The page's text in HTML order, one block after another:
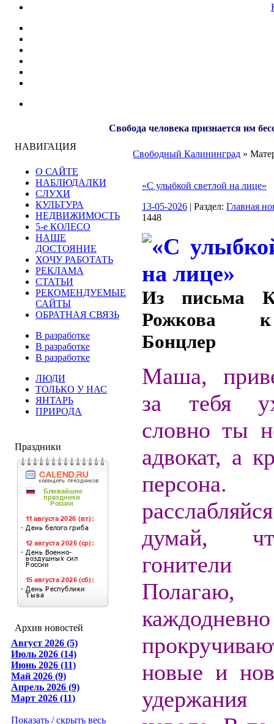
Свобода человека признается им
НАВИГАЦИЯ
О САЙТЕ
НАБЛЮДАЛКИ
СЛУХИ
КУЛЬТУРА
НЕДВИЖИМОСТЬ
5-е КОЛЕСО
НАШЕ
ДОСТОЯНИЕ
ХОЧУ РАБОТАТЬ
РЕКЛАМА
СТАТЬИ
РЕКОМЕНДУЕМЫЕ
САЙТЫ
ОБРАТНАЯ СВЯЗЬ
В разработке
В разработке
В разработке
ЛЮДИ
ТОЛЬКО У НАС
ЯНТАРЬ
ПРИРОДА
Праздники
Архив новостей
Август 2026 (5)
Июль 2026 (14)
Июнь 2026 (11)
Май 2026 (9)
Апрель 2026 (9)
Март 2026 (11)
Показать / скрыть весь
Свободный Калининград »
«С улыбкой светлой на лице»
13-05-2026 | Раздел: Главная
1448
Из письма
Рожкова
Бонцлер
Маша,
за тебя
словно ты
адвокат, а
думай,
гонители
каждодневно
новые и